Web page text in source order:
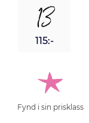
13
115:-
Fynd i sin prisklass